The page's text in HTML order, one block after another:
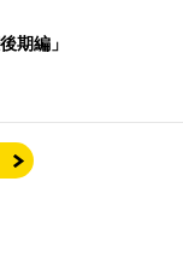
期編」